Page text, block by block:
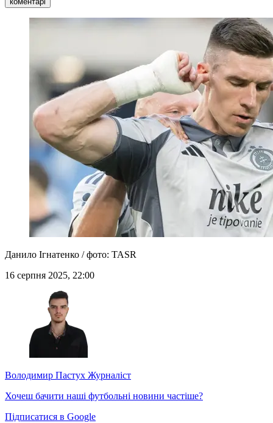
Данило Ігнатенко / фото: TASR
16 серпня 2025, 22:00
Володимир Пастух Журналіст
Хочеш бачити наші футбольні новини частіше?
Підписатися в Google